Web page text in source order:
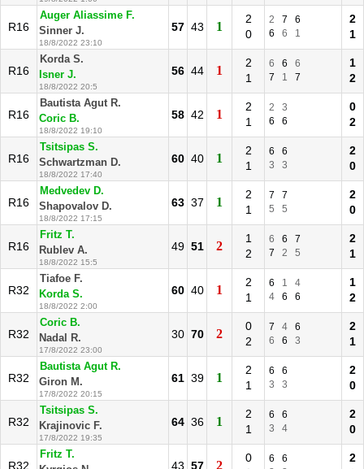
R16
Auger Aliassime F.
Sinner J.
18/8/2022 23:10
57 43 1
2
0
2 7
6
6
6 1
2
1
R16
Korda S.
Isner J.
18/8/2022 20:5
56 44 1
2
1
6 6
6
7
1 7
1
2
R16
Bautista Agut R.
Coric B.
18/8/2022 19:10
58 42 1
2
1
2
3
6
6
0
2
R16
Tsitsipas S.
Schwartzman D.
18/8/2022 17:40
60 40 1
2
1
6
6
3
3
2
0
R16
Medvedev D.
Shapovalov D.
18/8/2022 17:15
63 37 1
2
1
7
7
5
5
2
0
R16
Fritz T.
Rublev A.
18/8/2022 15:5
49 51 2
1
2
6 6
7
7
2 5
2
1
R32
Tiafoe F.
Korda S.
18/8/2022 2:00
60 40 1
2
1
6 1
4
4
6 6
1
2
R32
Coric B.
Nadal R.
17/8/2022 23:00
30 70 2
0
2
7 4
6
6
6 3
2
1
R32
Bautista Agut R.
Giron M.
17/8/2022 20:15
61 39 1
2
1
6
6
3
3
2
0
R32
Tsitsipas S.
Krajinovic F.
17/8/2022 19:35
64 36 1
2
1
6
6
3
4
2
0
R32
Fritz T.
43 57 2
0
6
6
2